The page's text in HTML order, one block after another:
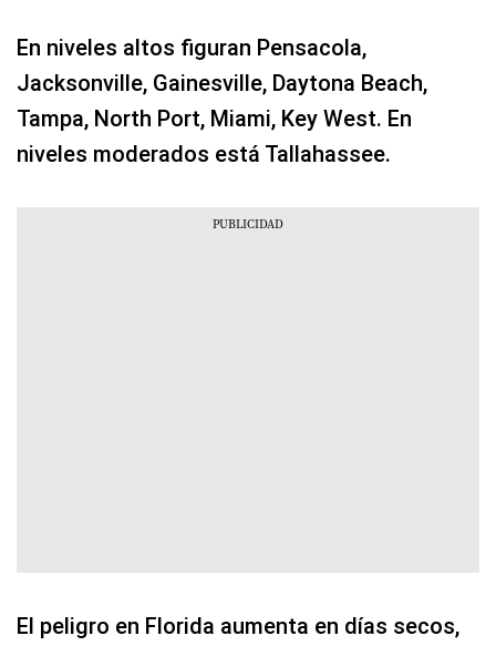
En niveles altos figuran Pensacola,
Jacksonville, Gainesville, Daytona Beach,
Tampa, North Port, Miami, Key West. En
niveles moderados está Tallahassee.
El peligro en Florida aumenta en días secos,